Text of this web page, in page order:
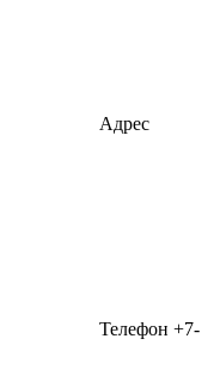
Адрес
Телефон +7-